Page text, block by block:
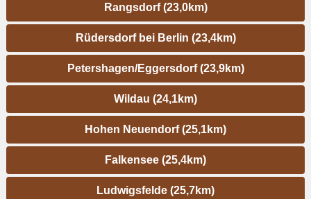
Rangsdorf (23,0km)
Rüdersdorf bei Berlin (23,4km)
Petershagen/Eggersdorf (23,9km)
Wildau (24,1km)
Hohen Neuendorf (25,1km)
Falkensee (25,4km)
Ludwigsfelde (25,7km)